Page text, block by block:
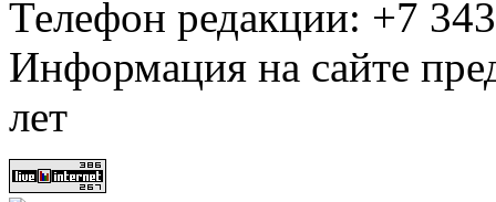
Телефон редакции: +7
Информация на сайте
лет